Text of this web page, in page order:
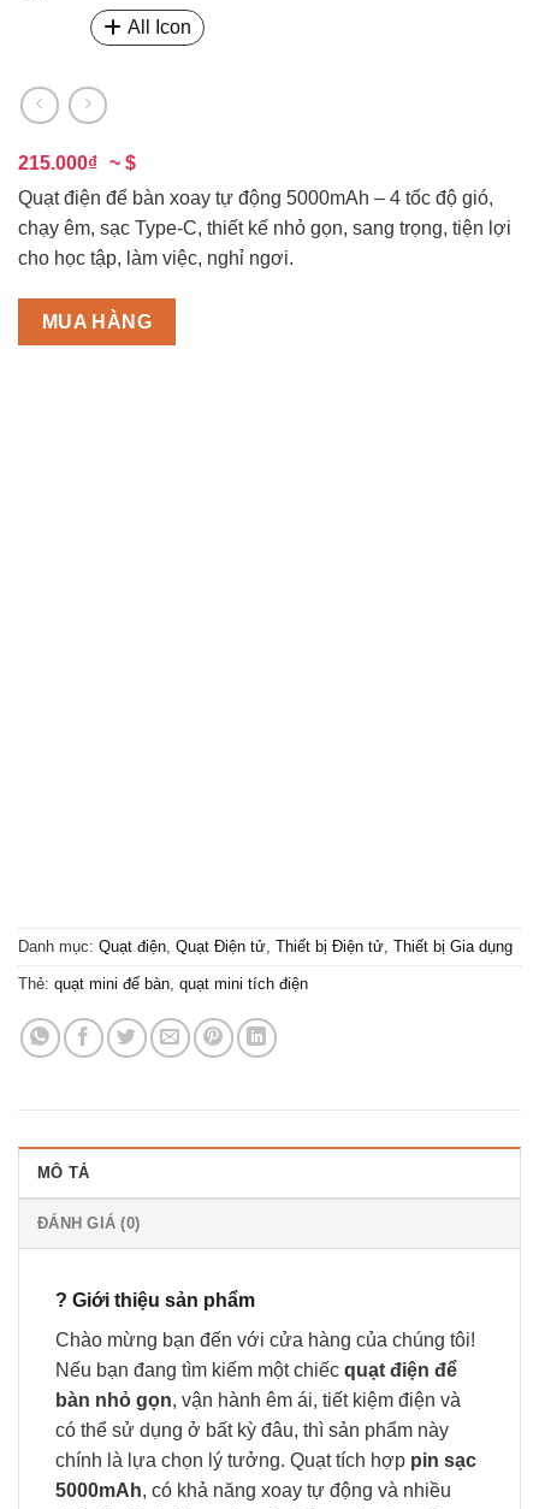
All Icon
215.000₫ ~ $
Quạt điện để bàn xoay tự động 5000mAh – 4 tốc độ gió,
chạy êm, sạc Type-C, thiết kế nhỏ gọn, sang trọng, tiện lợi
cho học tập, làm việc, nghỉ ngơi.
MUA HÀNG
Danh mục: Quạt điện, Quạt Điện tử, Thiết bị Điện tử, Thiết bị Gia dụng
Thẻ: quạt mini để bàn, quạt mini tích điện
MÔ TẢ
ĐÁNH GIÁ (0)
? Giới thiệu sản phẩm
Chào mừng bạn đến với cửa hàng của chúng tôi!
Nếu bạn đang tìm kiếm một chiếc quạt điện để
bàn nhỏ gọn, vận hành êm ái, tiết kiệm điện và
có thể sử dụng ở bất kỳ đâu, thì sản phẩm này
chính là lựa chọn lý tưởng. Quạt tích hợp pin sạc
5000mAh, có khả năng xoay tự động và nhiều